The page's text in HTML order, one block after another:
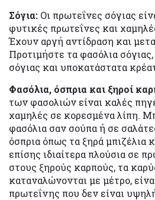
Σόγια: Οι πρωτεΐνες σόγιας
φυτικές πρωτεΐνες και
Έχουν αργή αντίδραση και
Προτιμήστε τα φασόλια
σόγιας και υποκατάστατα
Φασόλια, όσπρια και ξηροί
των φασολιών είναι καλές
χαμηλές σε κορεσμένα λίπη.
φασόλια σαν σούπα ή σε
όσπρια όπως τα ξηρά μπιζέλια
επίσης ιδιαίτερα πλούσια σε
στους ξηρούς καρπούς, τα
καταναλώνονται με μέτρο,
πρωτεΐνης που δεν είναι